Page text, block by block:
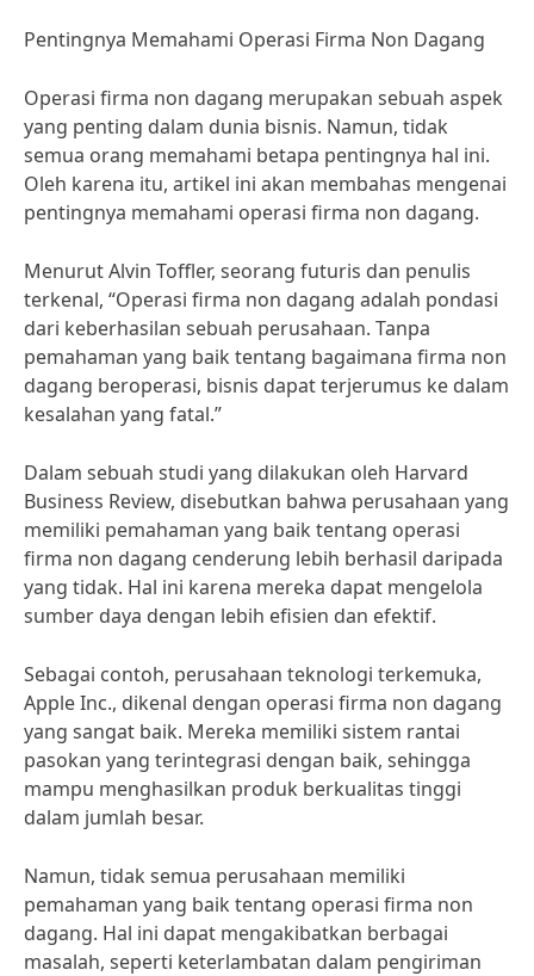
Pentingnya Memahami Operasi Firma Non Dagang
Operasi firma non dagang merupakan sebuah aspek
yang penting dalam dunia bisnis. Namun, tidak
semua orang memahami betapa pentingnya hal ini.
Oleh karena itu, artikel ini akan membahas mengenai
pentingnya memahami operasi firma non dagang.
Menurut Alvin Toffler, seorang futuris dan penulis
terkenal, “Operasi firma non dagang adalah pondasi
dari keberhasilan sebuah perusahaan. Tanpa
pemahaman yang baik tentang bagaimana firma non
dagang beroperasi, bisnis dapat terjerumus ke dalam
kesalahan yang fatal.”
Dalam sebuah studi yang dilakukan oleh Harvard
Business Review, disebutkan bahwa perusahaan yang
memiliki pemahaman yang baik tentang operasi
firma non dagang cenderung lebih berhasil daripada
yang tidak. Hal ini karena mereka dapat mengelola
sumber daya dengan lebih efisien dan efektif.
Sebagai contoh, perusahaan teknologi terkemuka,
Apple Inc., dikenal dengan operasi firma non dagang
yang sangat baik. Mereka memiliki sistem rantai
pasokan yang terintegrasi dengan baik, sehingga
mampu menghasilkan produk berkualitas tinggi
dalam jumlah besar.
Namun, tidak semua perusahaan memiliki
pemahaman yang baik tentang operasi firma non
dagang. Hal ini dapat mengakibatkan berbagai
masalah, seperti keterlambatan dalam pengiriman